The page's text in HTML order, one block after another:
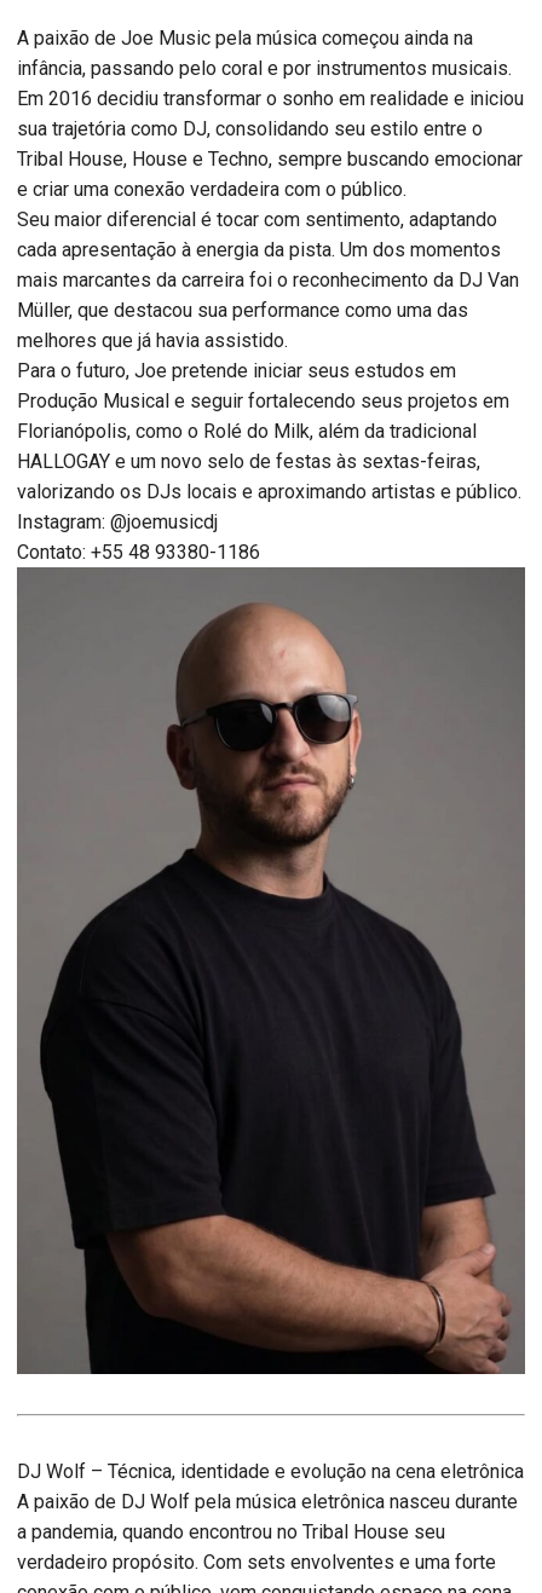
A paixão de Joe Music pela música começou ainda na
infância, passando pelo coral e por instrumentos musicais.
Em 2016 decidiu transformar o sonho em realidade e iniciou
sua trajetória como DJ, consolidando seu estilo entre o
Tribal House, House e Techno, sempre buscando emocionar
e criar uma conexão verdadeira com o público.
Seu maior diferencial é tocar com sentimento, adaptando
cada apresentação à energia da pista. Um dos momentos
mais marcantes da carreira foi o reconhecimento da DJ Van
Müller, que destacou sua performance como uma das
melhores que já havia assistido.
Para o futuro, Joe pretende iniciar seus estudos em
Produção Musical e seguir fortalecendo seus projetos em
Florianópolis, como o Rolé do Milk, além da tradicional
HALLOGAY e um novo selo de festas às sextas-feiras,
valorizando os DJs locais e aproximando artistas e público.
Instagram: @joemusicdj
Contato: +55 48 93380-1186
DJ Wolf – Técnica, identidade e evolução na cena eletrônica
A paixão de DJ Wolf pela música eletrônica nasceu durante
a pandemia, quando encontrou no Tribal House seu
verdadeiro propósito. Com sets envolventes e uma forte